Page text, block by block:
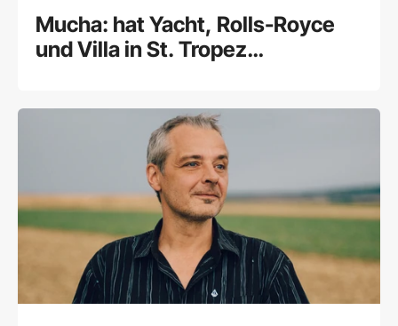
Mucha: hat Yacht, Rolls-Royce
und Villa in St. Tropez